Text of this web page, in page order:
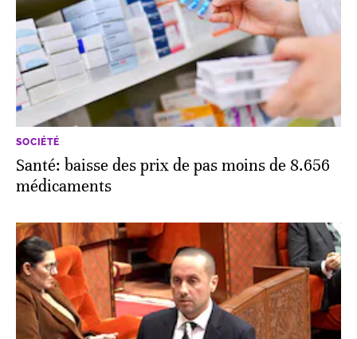
SOCIÉTÉ
Santé: baisse des prix de pas moins de 8.656
médicaments